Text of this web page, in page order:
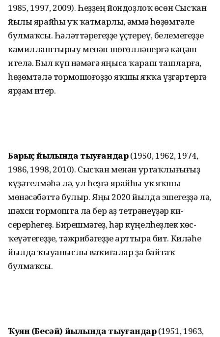
1985, 1997, 2009). Һеҙҙең йондоҙлоҡ өсөн Сысҡан
йылы ярайһы уҡ ҡатмарлы, әммә һөҙөмтәле
булмаҡсы. Һәләттәрегеҙҙе үҫтереү, белемегеҙҙе
камиллаштырыу менән шөғөлләнергә кәңәш
ителә. Был күп нәмәгә яңыса ҡараш ташларға,
һөҙөмтәлә тормошоғоҙҙо яҡшы яҡҡа үҙгәртергә
ярҙам итер.
Барыҫ йылында тыуғандар(1950, 1962, 1974,
1986, 1998, 2010). Сысҡан менән уртаҡлығығыҙ
күҙәтелмәһә лә, ул һеҙгә ярайһы уҡ яҡшы
мөнәсәбәттә булыр. Яңы 2020 йылда эшегеҙҙә лә,
шәхси тормошта ла бер аҙ тетрәнеүҙәр ки­
серерһегеҙ. Бирешмәгеҙ, һәр күңелһеҙлек көс-
ҡеүәтегеҙҙе, тәжрибәгеҙҙе арттыра бит. Киләһе
йылда ҡыуаныслы ваҡиғалар ҙа байтаҡ
булмаҡсы.
Ҡуян (Бесәй) йылында тыуғандар(1951, 1963,